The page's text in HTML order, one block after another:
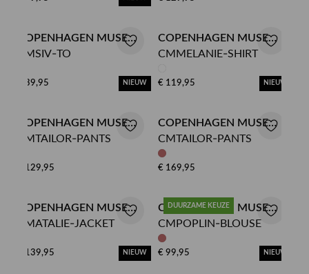
COPENHAGEN MUSE
TOP
CMSIV-TO
€ 39,95 NIEUW
COPENHAGEN MUSE
OVERHEMD
CMMELANIE-SHIRT
€ 119,95 NIEUW
COPENHAGEN MUSE
BERMUDA
CMTAILOR-PANTS
€ 129,95
COPENHAGEN MUSE
PANTALON
CMTAILOR-PANTS
€ 169,95
COPENHAGEN MUSE
JASJE
CMATALIE-JACKET
€ 139,95 NIEUW
DUURZAME KEUZE
COPENHAGEN MUSE
BLOUSE
CMPOPLIN-BLOUSE
€ 99,95 NIEUW